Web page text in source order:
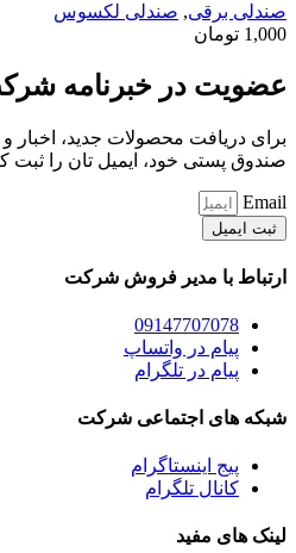
صندلی برقی, صندلی لکسوس
1,000 تومان
عضویت در خبرنامه
برای دریافت محصولات جدید، اخبار
صندوق پستی خود، ایمیل تان را ثبت
Email
ثبت ایمیل
ارتباط با مدیر فروش شرکت
09147707078
پیام در واتساپ
پیام در تلگرام
شبکه های اجتماعی شرکت
پیج اینستاگرام
کانال تلگرام
لینک های مفید